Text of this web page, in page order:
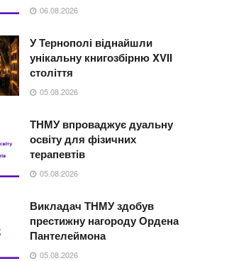
06.08.2026
У Тернополі віднайшли
унікальну книгозбірню XVII
століття
05.08.2026
ТНМУ впроваджує дуальну
освіту для фізичних
терапевтів
05.08.2026
Викладач ТНМУ здобув
престижну нагороду Ордена
Пантелеймона
05.08.2026